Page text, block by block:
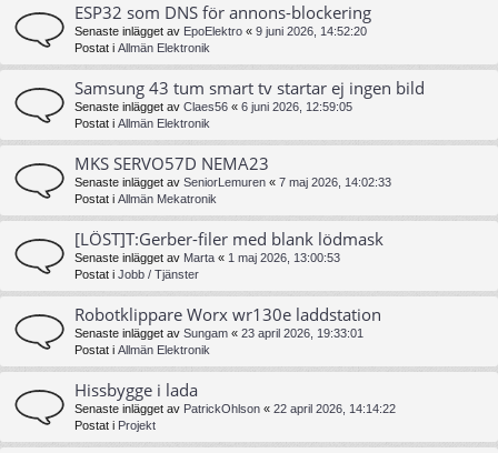
ESP32 som DNS för annons-blockering
Senaste inlägget av EpoElektro « 9 juni 2026, 14:52:20
Postat i Allmän Elektronik
Samsung 43 tum smart tv startar ej ingen bild
Senaste inlägget av Claes56 « 6 juni 2026, 12:59:05
Postat i Allmän Elektronik
MKS SERVO57D NEMA23
Senaste inlägget av SeniorLemuren « 7 maj 2026, 14:02:33
Postat i Allmän Mekatronik
[LÖST]T:Gerber-filer med blank lödmask
Senaste inlägget av Marta « 1 maj 2026, 13:00:53
Postat i Jobb / Tjänster
Robotklippare Worx wr130e laddstation
Senaste inlägget av Sungam « 23 april 2026, 19:33:01
Postat i Allmän Elektronik
Hissbygge i lada
Senaste inlägget av PatrickOhlson « 22 april 2026, 14:14:22
Postat i Projekt